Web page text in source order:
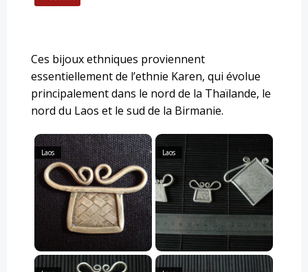
Ces bijoux ethniques proviennent
essentiellement de l’ethnie Karen, qui évolue
principalement dans le nord de la Thaïlande, le
nord du Laos et le sud de la Birmanie.
Laos Laos